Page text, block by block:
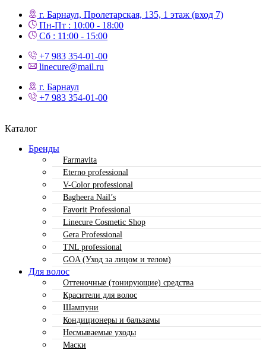
г. Барнаул, Пролетарская, 135,​ 1 этаж (вход 7)
Пн-Пт : 10:00 - 18:00
Сб : 11:00 - 15:00
+7 983 354-01-00
linecure@mail.ru
г. Барнаул
+7 983 354-01-00
Каталог
Бренды
Farmavita
Eterno professional
V-Color professional
Bagheera Nail’s
Favorit Professional
Linecure Cosmetic Shop
Gera Professional
TNL professional
GOA (Уход за лицом и телом)
Для волос
Оттеночные (тонирующие) средства
Красители для волос
Шампуни
Кондиционеры и бальзамы
Несмываемые уходы
Маски